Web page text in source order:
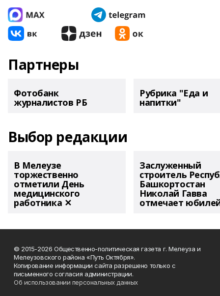
Партнеры
Фотобанк
журналистов РБ
Рубрика "Еда и
напитки"
Выбор редакции
В Мелеузе
торжественно
отметили День
медицинского
работника ✕
Заслуженный
строитель
Башкортостан
Николай Гавва
отмечает
© 2015-2026 Общественно-политическая газета г. Мелеуза и
Мелеузовского района «Путь Октября».
Копирование информации сайта разрешено только с
письменного согласия администрации.
Об использовании персональных данных